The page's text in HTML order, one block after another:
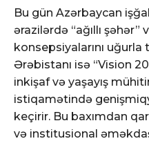
Bu gün Azərbaycan
ərazilərdə “ağıllı şəhər”
konsepsiyalarını
Ərəbistanı isə “Vision
inkişaf və yaşayış
istiqamətində
keçirir. Bu baxımdan
və institusional